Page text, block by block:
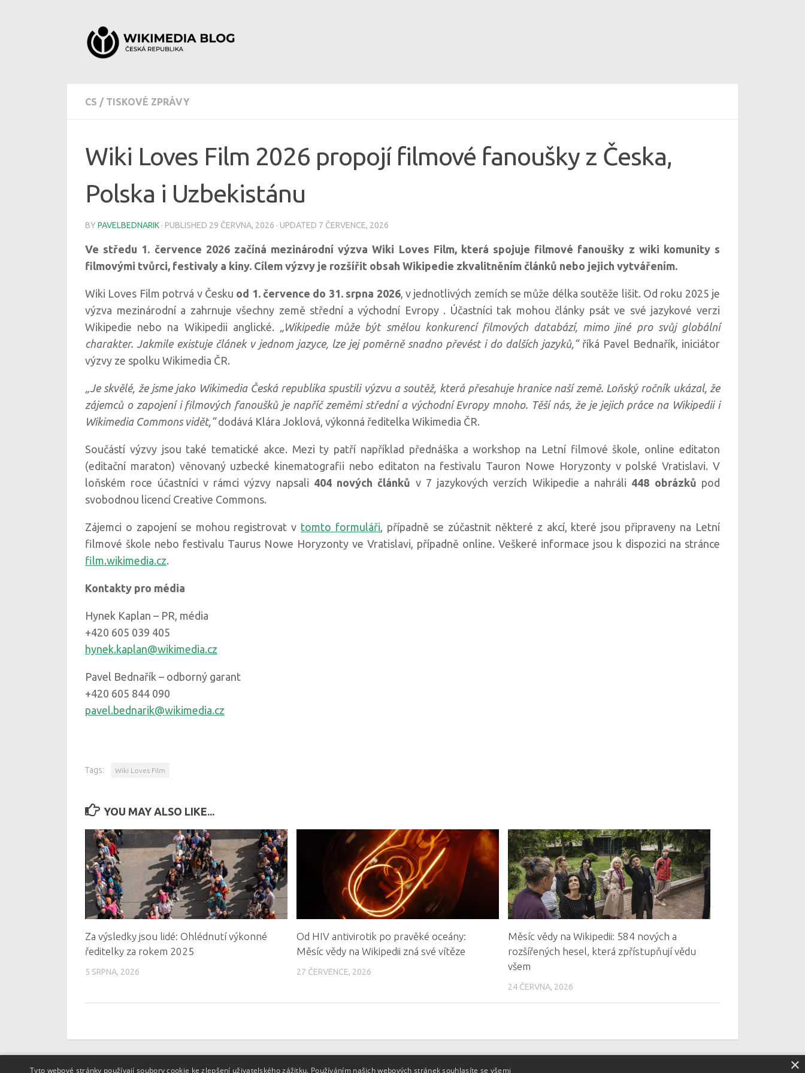
CS / TISKOVÉ ZPRÁVY
Wiki Loves Film 2026 propojí filmové fanoušky z Česka,
Polska i Uzbekistánu
BY PAVELBEDNARIK · PUBLISHED 29 ČERVNA, 2026 · UPDATED 7 ČERVENCE, 2026
Ve středu 1. července 2026 začíná mezinárodní výzva Wiki Loves Film, která spojuje filmové fanoušky z wiki komunity s
filmovými tvůrci, festivaly a kiny. Cílem výzvy je rozšířit obsah Wikipedie zkvalitněním článků nebo jejich vytvářením.
Wiki Loves Film potrvá v Česku od 1. července do 31. srpna 2026, v jednotlivých zemích se může délka soutěže lišit. Od roku 2025 je
výzva mezinárodní a zahrnuje všechny země střední a východní Evropy . Účastníci tak mohou články psát ve své jazykové verzi
Wikipedie nebo na Wikipedii anglické.
„Wikipedie může být smělou konkurencí filmových databází, mimo jiné pro svůj globální
charakter. Jakmile existuje článek v jednom jazyce, lze jej poměrně snadno převést i do dalších jazyků,“říká Pavel Bednařík, iniciátor
výzvy ze spolku Wikimedia ČR.
„Je skvělé, že jsme jako Wikimedia Česká republika spustili výzvu a soutěž, která přesahuje hranice naší země. Loňský ročník ukázal, že
zájemců o zapojení i filmových fanoušků je napříč zeměmi střední a východní Evropy mnoho. Těší nás, že je jejich práce na Wikipedii i
Wikimedia Commons vidět,“dodává Klára Joklová, výkonná ředitelka Wikimedia ČR.
Součástí výzvy jsou také tematické akce. Mezi ty patří například přednáška a workshop na Letní filmové škole, online editaton
(editační maraton) věnovaný uzbecké kinematografii nebo editaton na festivalu Tauron Nowe Horyzonty v polské Vratislavi. V
loňském roce účastníci v rámci výzvy napsali 404 nových článků v 7 jazykových verzích Wikipedie a nahráli 448 obrázků pod
svobodnou licencí Creative Commons.
Zájemci o zapojení se mohou registrovat v tomto formuláři , případně se zúčastnit některé z akcí, které jsou připraveny na Letní
filmové škole nebo festivalu Taurus Nowe Horyzonty ve Vratislavi, případně online. Veškeré informace jsou k dispozici na stránce
film.wikimedia.cz.
Kontakty pro média
Hynek Kaplan – PR, média
+420 605 039 405
hynek.kaplan@wikimedia.cz
Pavel Bednařík – odborný garant
+420 605 844 090
pavel.bednarik@wikimedia.cz
Tags: Wiki Loves Film
YOU MAY ALSO LIKE...
Za výsledky jsou lidé: Ohlédnutí výkonné
ředitelky za rokem 2025
5 SRPNA, 2026
Od HIV antivirotik po pravěké oceány:
Měsíc vědy na Wikipedii zná své vítěze
27 ČERVENCE, 2026
Měsíc vědy na Wikipedii: 584 nových a
rozšířených hesel, která zpřístupňují vědu
všem
24 ČERVNA, 2026
×
Tyto webové stránky používají soubory cookie ke zlepšení uživatelského zážitku. Používáním našich webových stránek souhlasíte se všemi